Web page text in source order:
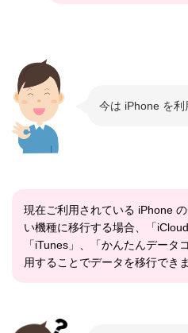
今は iPhone を利
現在ご利用されている iPhone
い機種に移行する場合、「
「iTunes」、「かんたんデータ
用することでデータを移行でき